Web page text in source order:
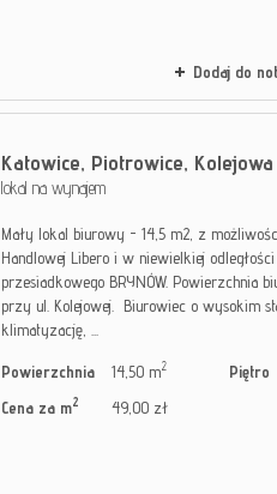
Dodaj do
Katowice, Piotrowice, Kolejowa
lokal na wynajem
Mały lokal biurowy - 14,5 m2, z
Handlowej Libero i w niewielkiej
przesiadkowego BRYNÓW. Powierzchnia
przy ul. Kolejowej. Biurowiec o wysokim
klimatyzację, ...
Powierzchnia 14,50 m2 Piętro
Cena za m2 49,00 zł